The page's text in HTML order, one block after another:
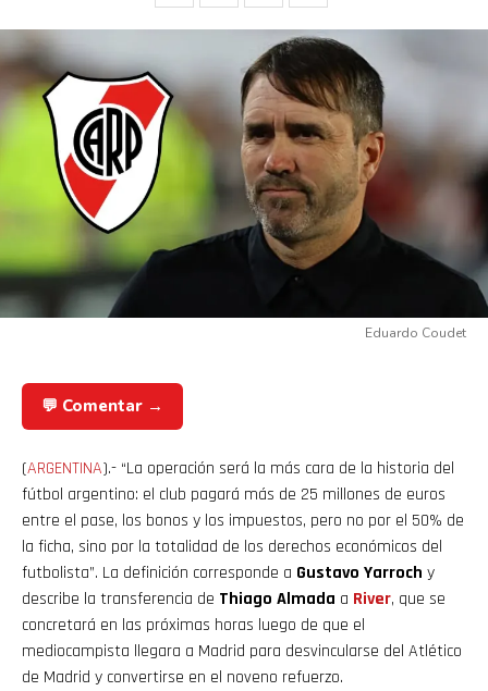
Eduardo Coudet
💬 Comentar →
(ARGENTINA).- “La operación será la más cara de la historia del
fútbol argentino: el club pagará más de 25 millones de euros
entre el pase, los bonos y los impuestos, pero no por el 50% de
la ficha, sino por la totalidad de los derechos económicos del
futbolista”. La definición corresponde a Gustavo Yarroch y
describe la transferencia de Thiago Almada a River, que se
concretará en las próximas horas luego de que el
mediocampista llegara a Madrid para desvincularse del Atlético
de Madrid y convertirse en el noveno refuerzo.